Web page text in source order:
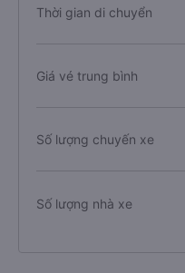
Thời gian di chuyển
Giá vé trung bình
Số lượng chuyến xe
Số lượng nhà xe